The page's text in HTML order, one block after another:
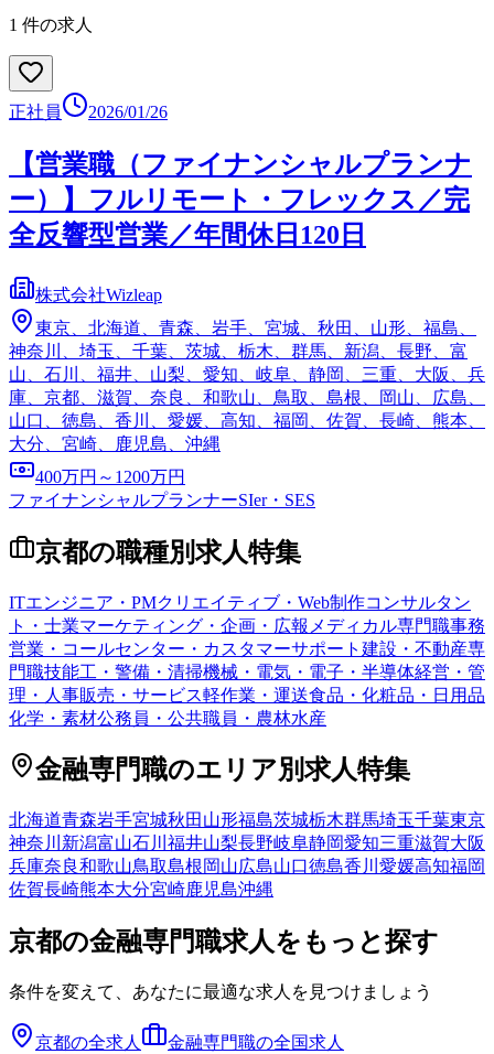
1 件の求人
正社員 2026/01/26
【営業職（ファイナンシャルプランナ
ー）】フルリモート・フレックス／完
全反響型営業／年間休日120日
株式会社Wizleap
東京、北海道、青森、岩手、宮城、秋田、山形、福島、
神奈川、埼玉、千葉、茨城、栃木、群馬、新潟、長野、富
山、石川、福井、山梨、愛知、岐阜、静岡、三重、大阪、兵
庫、京都、滋賀、奈良、和歌山、鳥取、島根、岡山、広島、
山口、徳島、香川、愛媛、高知、福岡、佐賀、長崎、熊本、
大分、宮崎、鹿児島、沖縄
400万円～1200万円
ファイナンシャルプランナーSIer・SES
京都の職種別求人特集
ITエンジニア・PMクリエイティブ・Web制作コンサルタン
ト・士業マーケティング・企画・広報 メディカル専門職事務
営業・コールセンター・カスタマーサポート 建設・不動産専
門職技能工・警備・清掃機械・電気・電子・半導体経営・管
理・人事販売・サービス軽作業・運送食品・化粧品・日用品
化学・素材公務員・公共職員・農林水産
金融専門職のエリア別求人特集
北海道青森岩手宮城秋田 山形福島茨城栃木群馬埼玉千葉東京
神奈川 新潟富山石川 福井山梨長野岐阜静岡愛知三重滋賀大阪
兵庫奈良和歌山鳥取島根岡山広島山口徳島香川 愛媛高知福岡
佐賀長崎熊本大分宮崎鹿児島沖縄
京都の金融専門職求人をもっと探す
条件を変えて、あなたに最適な求人を見つけましょう
京都の全求人 金融専門職の全国求人